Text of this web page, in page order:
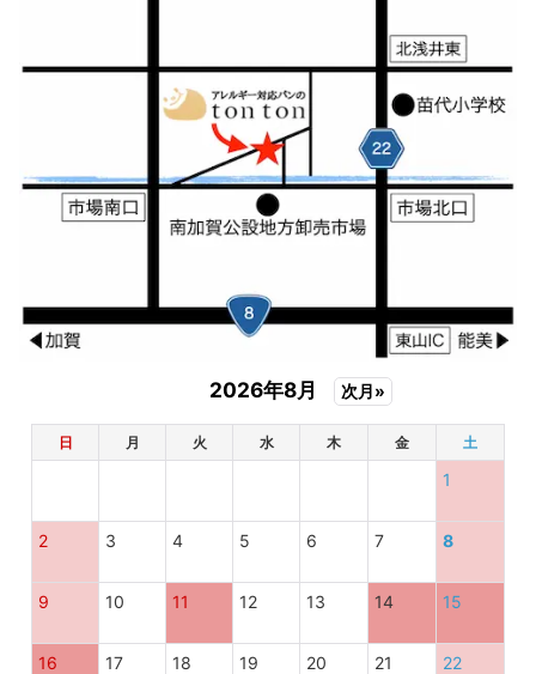
2026年8月 次月»
日 月 火 水 木 金 土
1
2 3 4 5 6 7 8
9 10 11 12 13 14 15
16 17 18 19 20 21 22